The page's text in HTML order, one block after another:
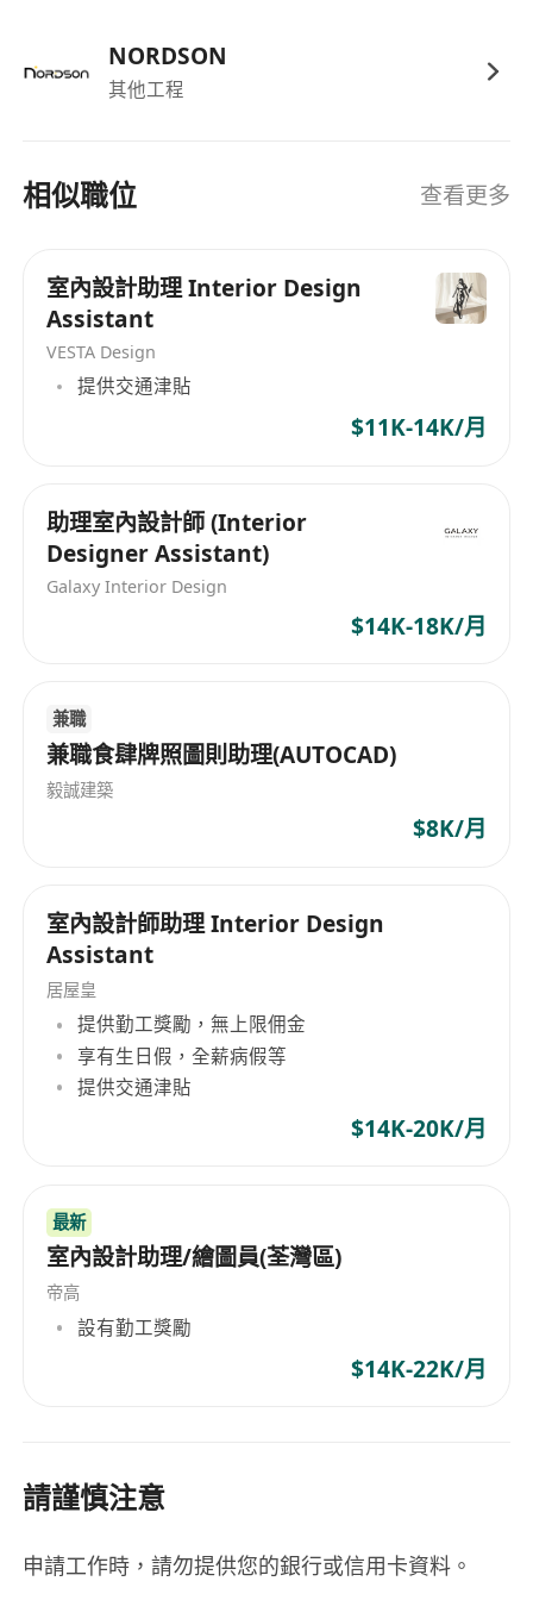
NORDSON
其他工程
相似職位 查看更多
室內設計助理 Interior Design
Assistant
VESTA Design
提供交通津貼
$11K-14K/月
助理室內設計師 (Interior
Designer Assistant)
Galaxy Interior Design
$14K-18K/月
兼職
兼職食肆牌照圖則助理(AUTOCAD)
毅誠建築
$8K/月
室內設計師助理 Interior Design
Assistant
居屋皇
提供勤工獎勵，無上限佣金
享有生日假，全薪病假等
提供交通津貼
$14K-20K/月
最新
室內設計助理/繪圖員(荃灣區)
帝高
設有勤工獎勵
$14K-22K/月
請謹慎注意
申請工作時，請勿提供您的銀行或信用卡資料。